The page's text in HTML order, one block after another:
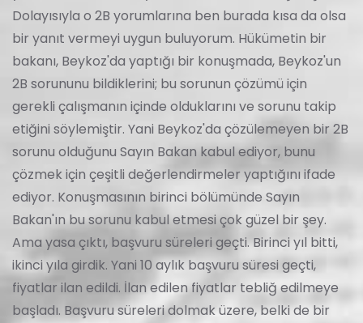
Dolayısıyla o 2B yorumlarına ben burada kısa da olsa
bir yanıt vermeyi uygun buluyorum. Hükümetin bir
bakanı, Beykoz'da yaptığı bir konuşmada, Beykoz'un
2B sorununu bildiklerini; bu sorunun çözümü için
gerekli çalışmanın içinde olduklarını ve sorunu takip
etiğini söylemiştir. Yani Beykoz'da çözülemeyen bir 2B
sorunu olduğunu Sayın Bakan kabul ediyor, bunu
çözmek için çeşitli değerlendirmeler yaptığını ifade
ediyor. Konuşmasının birinci bölümünde Sayın
Bakan'ın bu sorunu kabul etmesi çok güzel bir şey.
Ama yasa çıktı, başvuru süreleri geçti. Birinci yıl bitti,
ikinci yıla girdik. Yani 10 aylık başvuru süresi geçti,
fiyatlar ilan edildi. İlan edilen fiyatlar tebliğ edilmeye
başladı. Başvuru süreleri dolmak üzere, belki de bir